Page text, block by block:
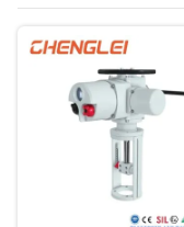
ター